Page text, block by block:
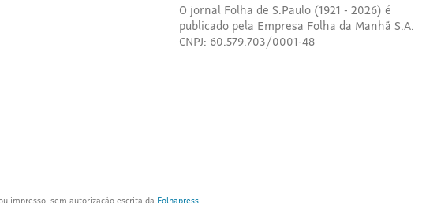
O jornal Folha de S.Paulo (1921 - 2026) é
publicado pela Empresa Folha da Manhã S.A.
CNPJ: 60.579.703/0001-48